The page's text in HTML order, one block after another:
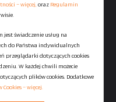
– więcej, oraz Regulamin
jest świadczenie usług na
do Państwa indywidualnych
przeglądarki dotyczących cookies
W każdej chwili możecie
plików cookies. Dodatkowe
– więcej.